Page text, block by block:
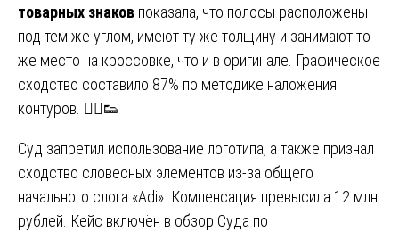
товарных знаков показала, что полосы расположены
под тем же углом, имеют ту же толщину и занимают то
же место на кроссовке, что и в оригинале. Графическое
сходство составило 87% по методике наложения
контуров. 🏃‍♂️👟
Суд запретил использование логотипа, а также признал
сходство словесных элементов из-за общего
начального слога «Adi». Компенсация превысила 12 млн
рублей. Кейс включён в обзор Суда по